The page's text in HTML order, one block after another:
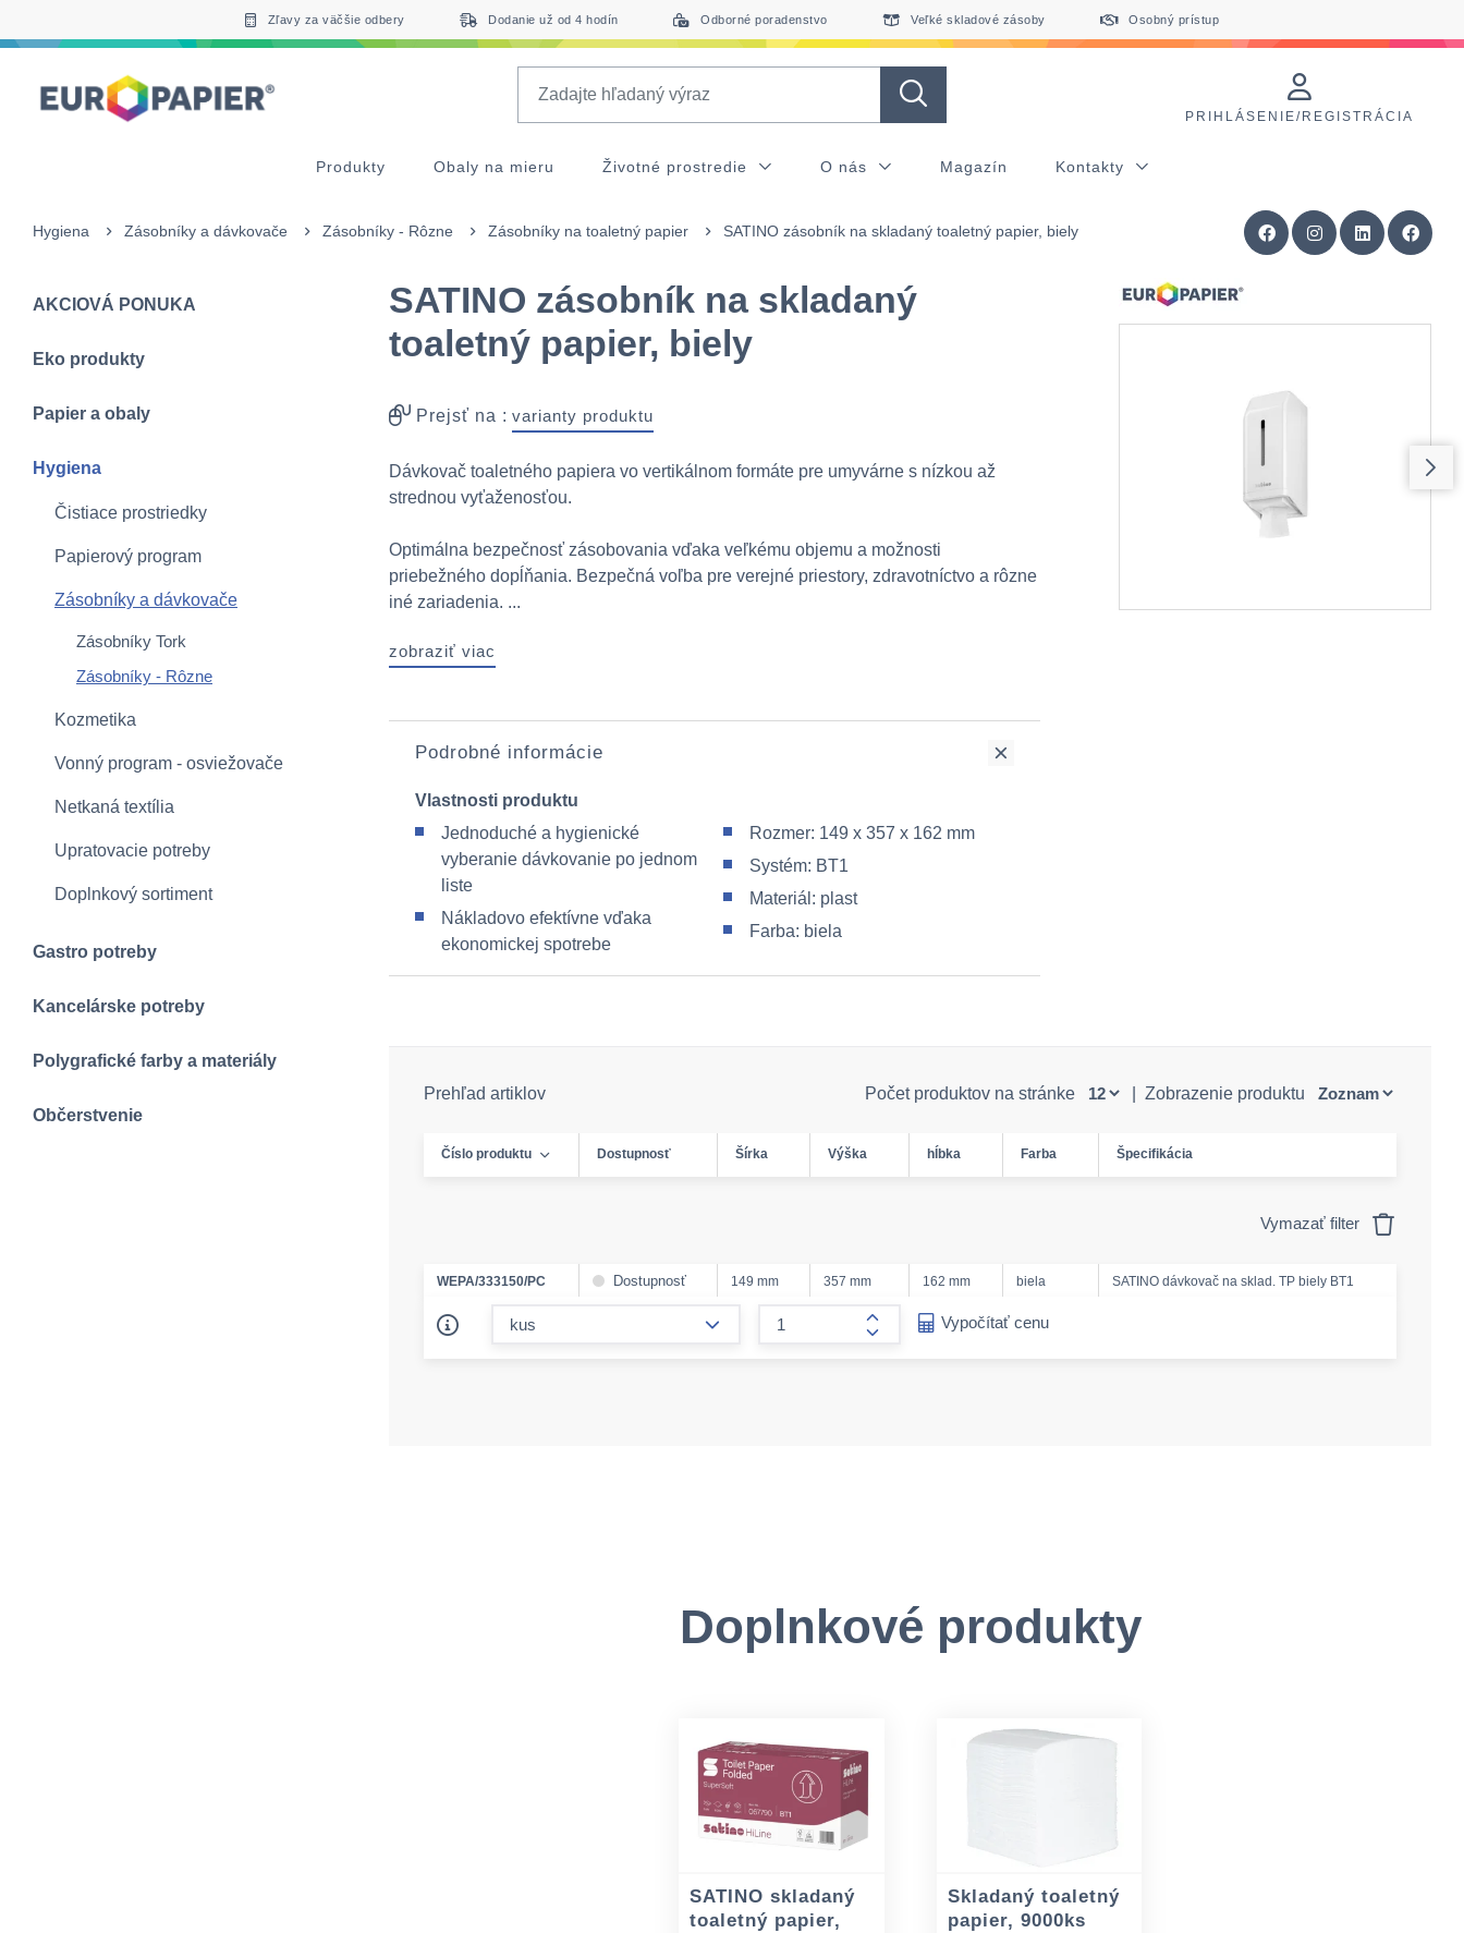
Zľavy za väčšie odbery Dodanie už od 4 hodín Odborné poradenstvo Veľké skladové zásoby Osobný prístup
PRIHLÁSENIE/REGISTRÁCIA
Produkty Obaly na mieru Životné prostredie O nás Magazín Kontakty
Hygiena Zásobníky a dávkovače Zásobníky - Rôzne Zásobníky na toaletný papier SATINO zásobník na skladaný toaletný papier, biely
AKCIOVÁ PONUKA
Eko produkty
Papier a obaly
Hygiena
Čistiace prostriedky
Papierový program
Zásobníky a dávkovače
Zásobníky Tork
Zásobníky - Rôzne
Kozmetika
Vonný program - osviežovače
Netkaná textília
Upratovacie potreby
Doplnkový sortiment
Gastro potreby
Kancelárske potreby
Polygrafické farby a materiály
Občerstvenie
SATINO zásobník na skladaný
toaletný papier, biely
Prejsť na : varianty produktu
Dávkovač toaletného papiera vo vertikálnom formáte pre umyvárne s nízkou až
strednou vyťaženosťou.
Optimálna bezpečnosť zásobovania vďaka veľkému objemu a možnosti
priebežného dopĺňania. Bezpečná voľba pre verejné priestory, zdravotníctvo a rôzne
iné zariadenia. ...
zobraziť viac
Podrobné informácie
Vlastnosti produktu
Jednoduché a hygienické
vyberanie dávkovanie po jednom
liste
Nákladovo efektívne vďaka
ekonomickej spotrebe
Rozmer: 149 x 357 x 162 mm
Systém: BT1
Materiál: plast
Farba: biela
Prehľad artiklov Počet produktov na stránke Zobrazenie produktu
Číslo produktu Dostupnosť Šírka Výška hĺbka Farba Špecifikácia
Vymazať filter
WEPA/333150/PC Dostupnosť 149 mm 357 mm 162 mm biela SATINO dávkovač na sklad. TP biely BT1
form.increase-amount
Vypočítať cenu
Doplnkové produkty
SATINO skladaný
toaletný papier,
Skladaný toaletný
papier, 9000ks